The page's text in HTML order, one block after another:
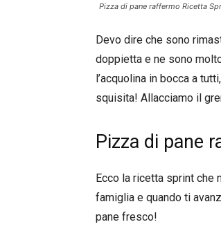
Pizza di pane raffermo Ricetta
Devo dire che sono
doppietta e ne sono
l’acquolina in bocca a
squisita! Allacciamo il
Pizza di pane
Ecco la ricetta sprint che
famiglia e quando ti
pane fresco!